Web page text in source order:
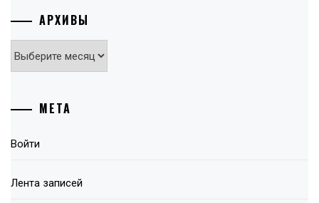
АРХИВЫ
Архивы
МЕТА
Войти
Лента записей